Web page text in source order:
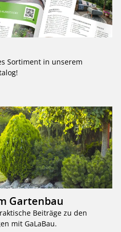
Sortiment in unserem
Gartenbau
Beiträge zu den
mit GaLaBau.